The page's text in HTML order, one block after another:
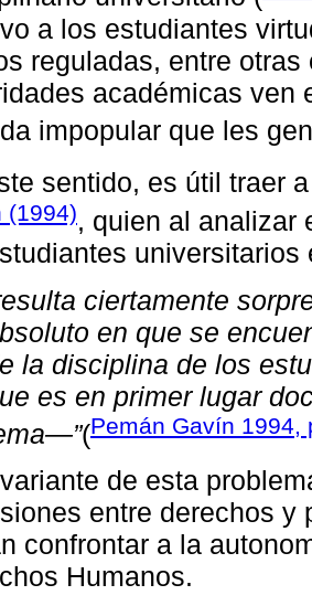
a los estudiantes
reguladas, entre
académicas ven
impopular que les
sentido, es útil traer
(1994), quien al analizar
universitarios
ciertamente
en que se
la disciplina de los
es en primer lugar
(Pemán Gavín 1994,
de esta
entre derechos y
confrontar a la
Humanos.